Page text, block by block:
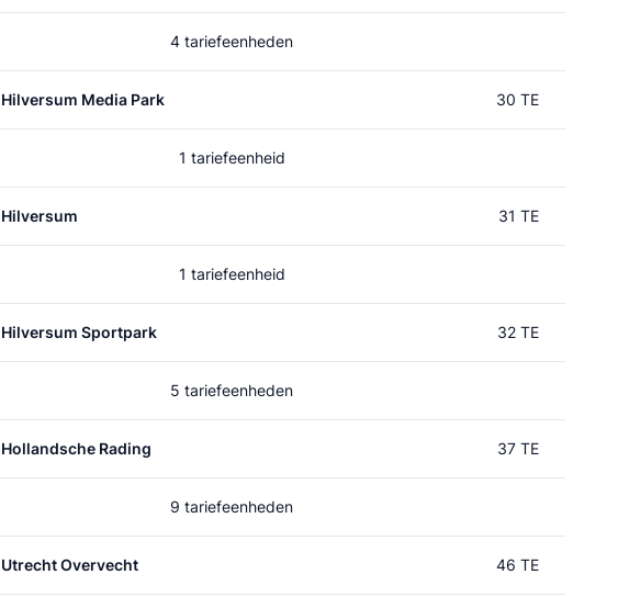
4 tariefeenheden
Hilversum Media Park 30 TE
1 tariefeenheid
Hilversum 31 TE
1 tariefeenheid
Hilversum Sportpark 32 TE
5 tariefeenheden
Hollandsche Rading 37 TE
9 tariefeenheden
Utrecht Overvecht 46 TE